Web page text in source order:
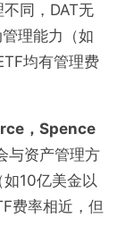
同，DAT无
理能力（如
均有管理费
，Spence
与资产管理方
10亿美金以
费率相近，但